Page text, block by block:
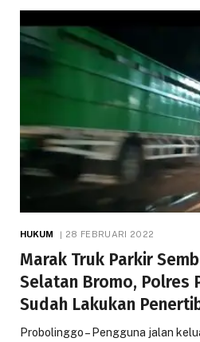
HUKUM 28 FEBRUARI 2022
Marak Truk Parkir
Selatan Bromo, Polres
Sudah Lakukan
Probolinggo – Pengguna jalan